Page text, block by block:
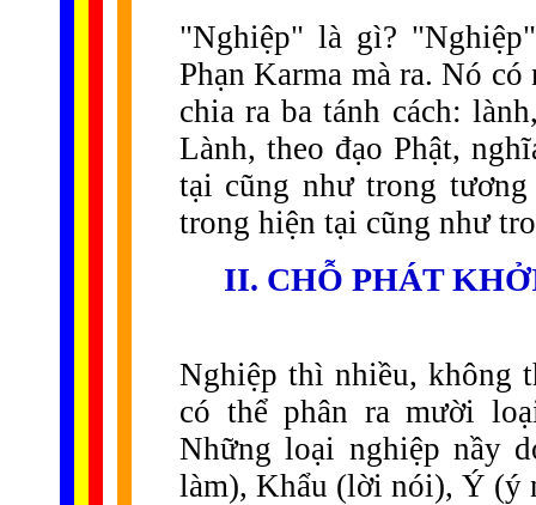
"Nghiệp" là gì?
Phạn Karma mà ra. Nó
chia ra ba tánh cách:
Lành, theo đạo Phật,
tại cũng như trong
trong hiện tại cũng như
II. CHỖ PHÁT
Nghiệp thì nhiều, không
có thể phân ra mười
Những loại nghiệp nầy
làm), Khẩu (lời nói), Ý (ý